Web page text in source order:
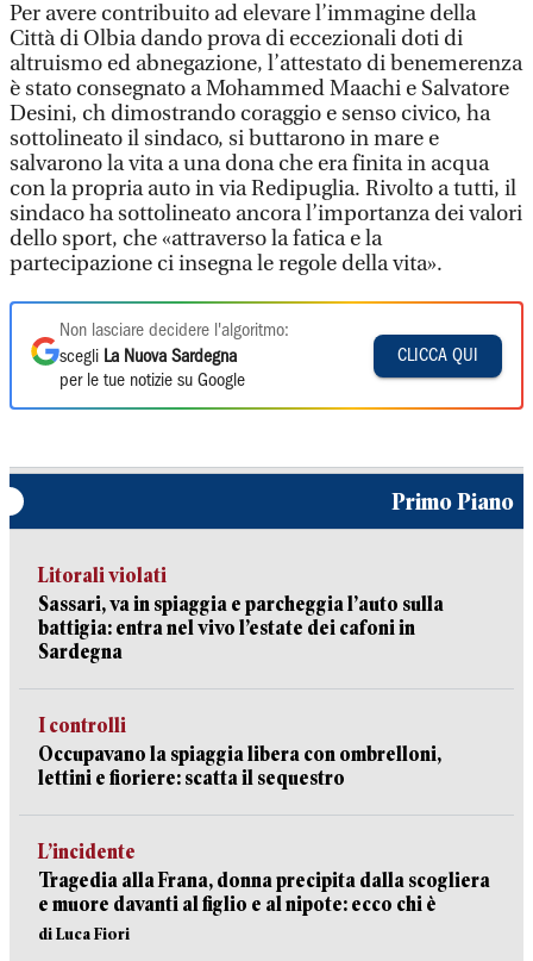
Per avere contribuito ad elevare l’immagine della
Città di Olbia dando prova di eccezionali doti di
altruismo ed abnegazione, l’attestato di benemerenza
è stato consegnato a Mohammed Maachi e Salvatore
Desini, ch dimostrando coraggio e senso civico, ha
sottolineato il sindaco, si buttarono in mare e
salvarono la vita a una dona che era finita in acqua
con la propria auto in via Redipuglia. Rivolto a tutti, il
sindaco ha sottolineato ancora l’importanza dei valori
dello sport, che «attraverso la fatica e la
partecipazione ci insegna le regole della vita».
Non lasciare decidere l'algoritmo:
scegli La Nuova Sardegna
per le tue notizie su Google
CLICCA QUI
Primo Piano
Litorali violati
Sassari, va in spiaggia e parcheggia l’auto sulla
battigia: entra nel vivo l’estate dei cafoni in
Sardegna
I controlli
Occupavano la spiaggia libera con ombrelloni,
lettini e fioriere: scatta il sequestro
L’incidente
Tragedia alla Frana, donna precipita dalla scogliera
e muore davanti al figlio e al nipote: ecco chi è
di Luca Fiori